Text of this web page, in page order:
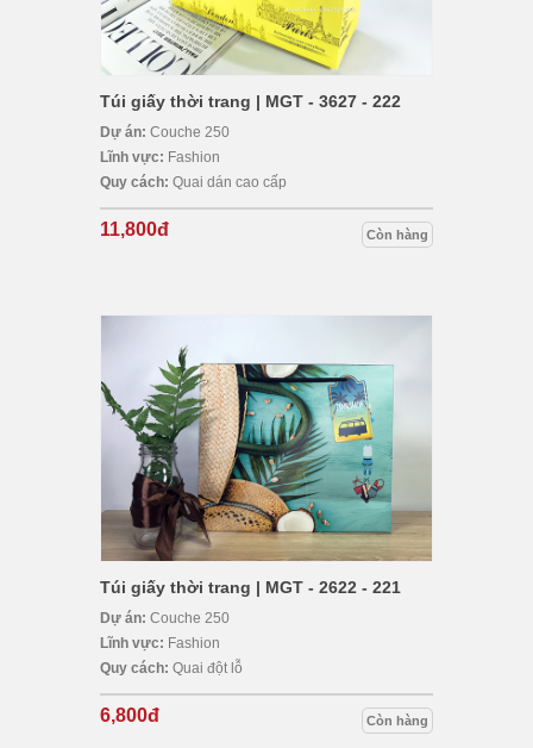
Túi giấy thời trang | MGT - 3627 - 222
Dự án: Couche 250
Lĩnh vực: Fashion
Quy cách: Quai dán cao cấp
11,800đ Còn hàng
Túi giấy thời trang | MGT - 2622 - 221
Dự án: Couche 250
Lĩnh vực: Fashion
Quy cách: Quai đột lỗ
6,800đ Còn hàng